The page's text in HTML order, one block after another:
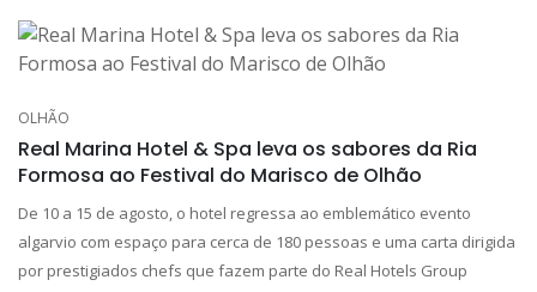
OLHÃO
Real Marina Hotel & Spa leva os sabores da Ria
Formosa ao Festival do Marisco de Olhão
De 10 a 15 de agosto, o hotel regressa ao emblemático evento
algarvio com espaço para cerca de 180 pessoas e uma carta dirigida
por prestigiados chefs que fazem parte do Real Hotels Group